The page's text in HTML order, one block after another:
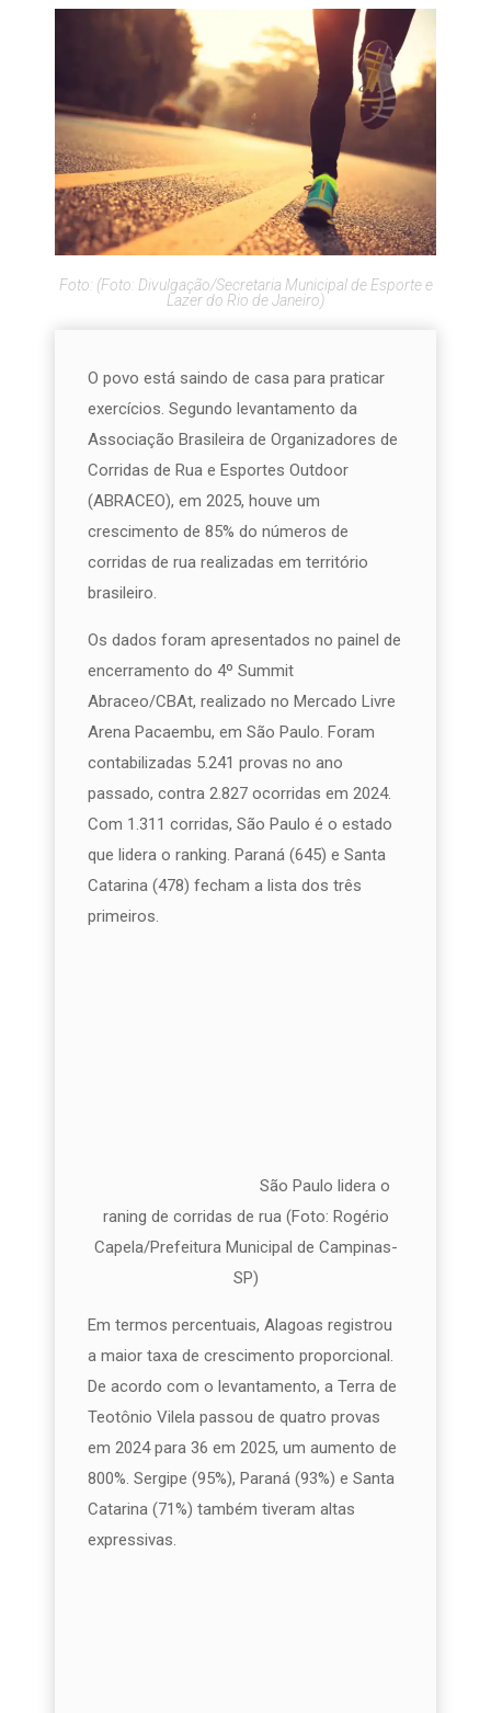
Foto: (Foto: Divulgação/Secretaria Municipal de Esporte e
Lazer do Rio de Janeiro)
O povo está saindo de casa para praticar
exercícios. Segundo levantamento da
Associação Brasileira de Organizadores de
Corridas de Rua e Esportes Outdoor
(ABRACEO), em 2025, houve um
crescimento de 85% do números de
corridas de rua realizadas em território
brasileiro.
Os dados foram apresentados no painel de
encerramento do 4º Summit
Abraceo/CBAt, realizado no Mercado Livre
Arena Pacaembu, em São Paulo. Foram
contabilizadas 5.241 provas no ano
passado, contra 2.827 ocorridas em 2024.
Com 1.311 corridas, São Paulo é o estado
que lidera o ranking. Paraná (645) e Santa
Catarina (478) fecham a lista dos três
primeiros.
São Paulo lidera o
raning de corridas de rua (Foto: Rogério
Capela/Prefeitura Municipal de Campinas-
SP)
Em termos percentuais, Alagoas registrou
a maior taxa de crescimento proporcional.
De acordo com o levantamento, a Terra de
Teotônio Vilela passou de quatro provas
em 2024 para 36 em 2025, um aumento de
800%. Sergipe (95%), Paraná (93%) e Santa
Catarina (71%) também tiveram altas
expressivas.